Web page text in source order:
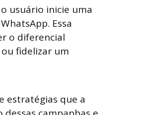
usuário inicie uma
Essa
o diferencial
fidelizar um
estratégias que a